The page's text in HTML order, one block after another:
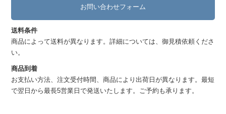
お問い合わせフォーム
送料条件
商品によって送料が異なります。詳細については、御見積依頼くださ
い。
商品到着
お支払い方法、注文受付時間、商品により出荷日が異なります。最短
で翌日から最長5営業日で発送いたします。ご予約も承ります。